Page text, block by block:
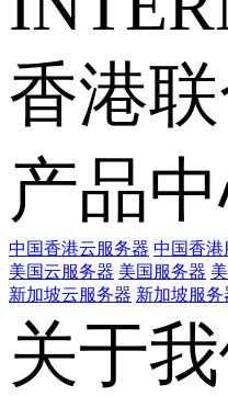
香港
产品
中国香港云服务器 中国香港
美国云服务器 美国服务器
新加坡云服务器 新加坡服务
关于